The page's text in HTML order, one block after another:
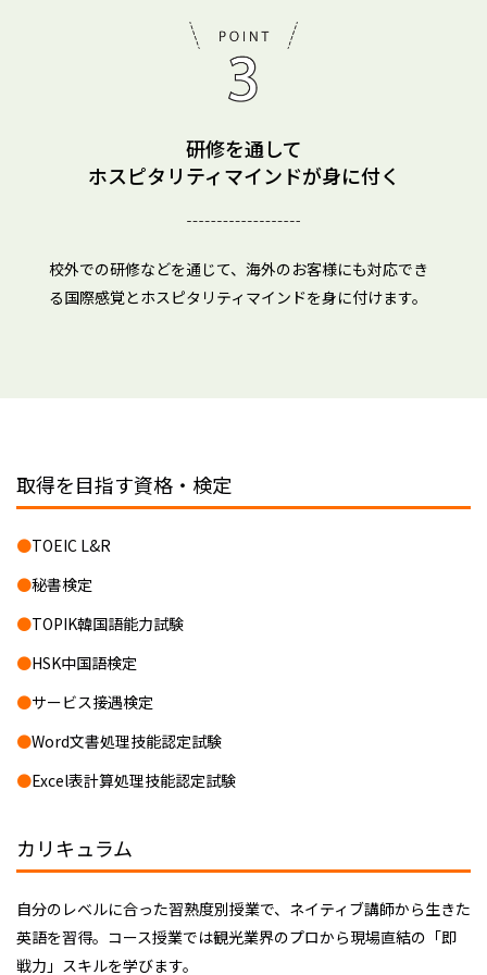
研修を通して
ホスピタリティマインドが身に付く
校外での研修などを通じて、海外のお客様にも対応でき
る国際感覚とホスピタリティマインドを身に付けます。
取得を目指す資格・検定
TOEIC L&R
秘書検定
TOPIK韓国語能力試験
HSK中国語検定
サービス接遇検定
Word文書処理技能認定試験
Excel表計算処理技能認定試験
カリキュラム
自分のレベルに合った習熟度別授業で、ネイティブ講師から生きた
英語を習得。コース授業では観光業界のプロから現場直結の「即
戦力」スキルを学びます。